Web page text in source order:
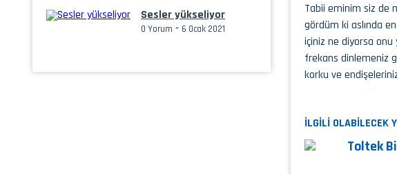
Sesler yükseliyor
0 Yorum - 6 Ocak 2021
Tabii eminim siz de
gördüm ki aslında
içiniz ne diyorsa onu
frekans dinlemeniz
korku ve
İLGİLİ OLABİLECEK